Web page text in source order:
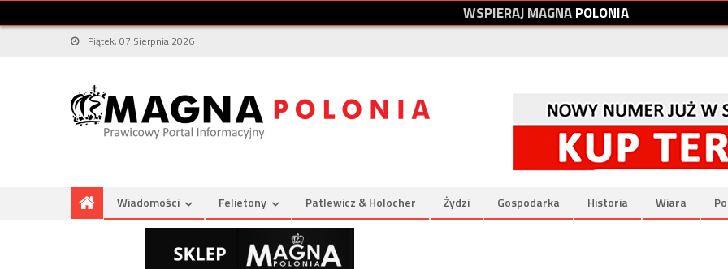
WSPIERAJMAGNAPOLONIA
Piątek, 07 Sierpnia 2026
Wiadomości Felietony Patlewicz & Holocher Żydzi Gospodarka Historia Wiara